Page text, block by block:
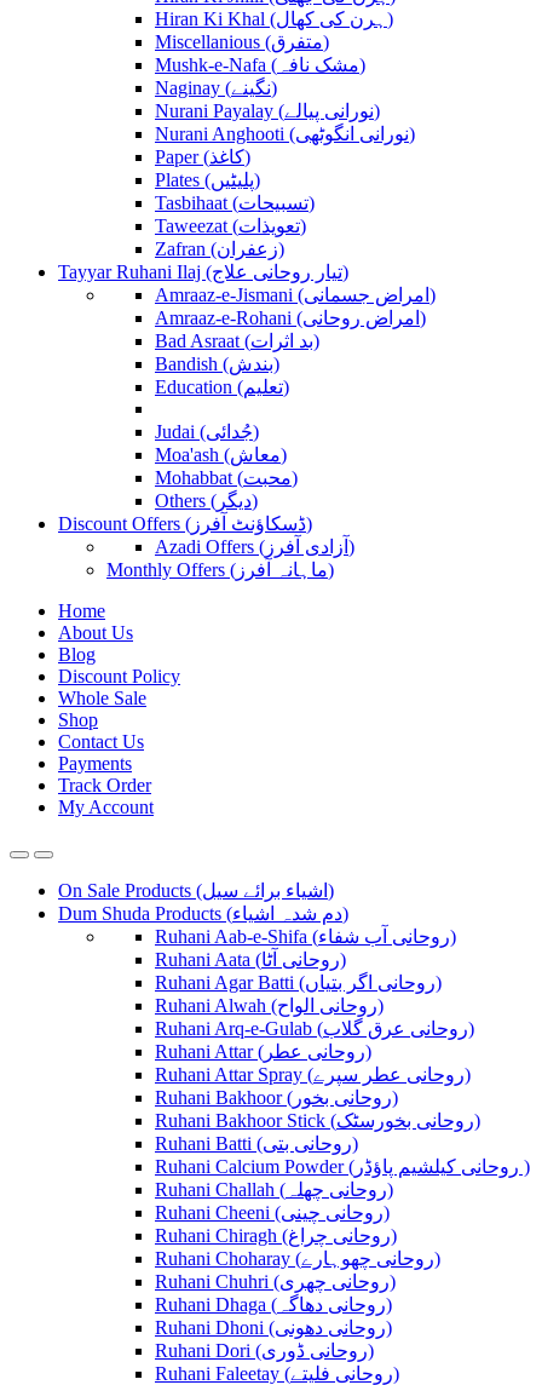
Hiran Ki Khal (ہرن کی کھال)
Miscellanious (متفرق)
Mushk-e-Nafa (مشک نافہ)
Naginay (نگینے)
Nurani Payalay (نورانی پیالے)
Nurani Anghooti (نورانی انگوٹھی)
Paper (کاغذ)
Plates (پلیٹیں)
Tasbihaat (تسبیحات)
Taweezat (تعویذات)
Zafran (زعفران)
Tayyar Ruhani Ilaj (تیار روحانی علاج)
Amraaz-e-Jismani (امراض جسمانی)
Amraaz-e-Rohani (امراض روحانی)
Bad Asraat (بد اثرات)
Bandish (بندش)
Education (تعلیم)
Judai (جُدائی)
Moa'ash (معاش)
Mohabbat (محبت)
Others (دیگر)
Discount Offers (ڈسکاؤنٹ آفرز)
Azadi Offers (آزادی آفرز)
Monthly Offers (ماہانہ آفرز)
Home
About Us
Blog
Discount Policy
Whole Sale
Shop
Contact Us
Payments
Track Order
My Account
On Sale Products (اشیاء برائے سیل)
Dum Shuda Products (دم شدہ اشیاء)
Ruhani Aab-e-Shifa (روحانی آب شفاء)
Ruhani Aata (روحانی آٹا)
Ruhani Agar Batti (روحانی اگر بتیاں)
Ruhani Alwah (روحانی الواح)
Ruhani Arq-e-Gulab (روحانی عرق گلاب)
Ruhani Attar (روحانی عطر)
Ruhani Attar Spray (روحانی عطر سپرے)
Ruhani Bakhoor (روحانی بخور)
Ruhani Bakhoor Stick (روحانی بخورسٹک)
Ruhani Batti (روحانی بتی)
Ruhani Calcium Powder (روحانی کیلشیم پاؤڈر )
Ruhani Challah (روحانی چھلہ)
Ruhani Cheeni (روحانی چینی)
Ruhani Chiragh (روحانی چراغ)
Ruhani Choharay (روحانی چھوہارے)
Ruhani Chuhri (روحانی چھری)
Ruhani Dhaga (روحانی دھاگہ)
Ruhani Dhoni (روحانی دھونی)
Ruhani Dori (روحانی ڈوری)
Ruhani Faleetay (روحانی فلیتے)